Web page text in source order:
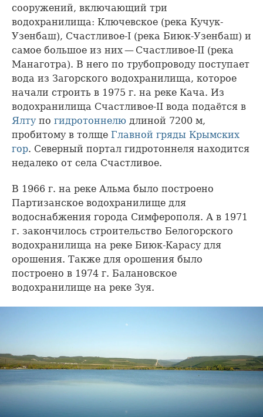
сооружений, включающий три
водохранилища: Ключевское (река Кучук-
Узенбаш), Счастливое-I (река Биюк-Узенбаш) и
самое большое из них — Счастливое-II (река
Манаготра). В него по трубопроводу поступает
вода из Загорского водохранилища, которое
начали строить в 1975 г. на реке Кача. Из
водохранилища Счастливое-II вода подаётся в
Ялтупо гидротоннелю длиной 7200 м,
пробитому в толще Главной гряды Крымских
гор. Северный портал гидротоннеля находится
недалеко от села Счастливое.
В 1966 г. на реке Альма было построено
Партизанское водохранилище для
водоснабжения города Симферополя. А в 1971
г. закончилось строительство Белогорского
водохранилища на реке Биюк-Карасу для
орошения. Также для орошения было
построено в 1974 г. Балановское
водохранилище на реке Зуя.